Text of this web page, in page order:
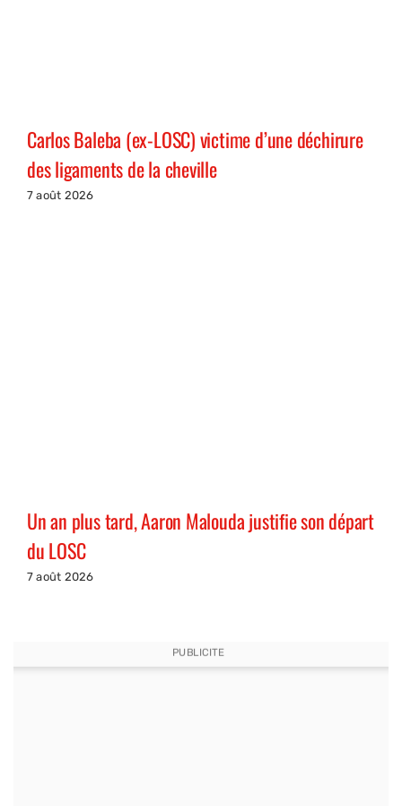
Carlos Baleba (ex-LOSC) victime d’une déchirure
des ligaments de la cheville
7 août 2026
Un an plus tard, Aaron Malouda justifie son départ
du LOSC
7 août 2026
PUBLICITE